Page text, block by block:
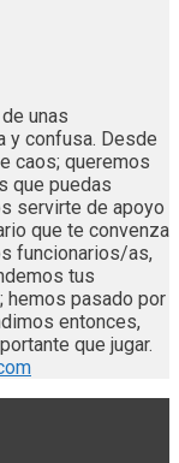
unas
y confusa. Desde
caos; queremos
que puedas
servirte de apoyo
que te convenza
funcionarios/as,
tus
hemos pasado por
entonces,
que jugar.